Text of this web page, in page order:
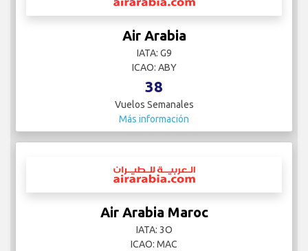
Air Arabia
IATA: G9
ICAO: ABY
38
Vuelos Semanales
Más información
Air Arabia Maroc
IATA: 3O
ICAO: MAC